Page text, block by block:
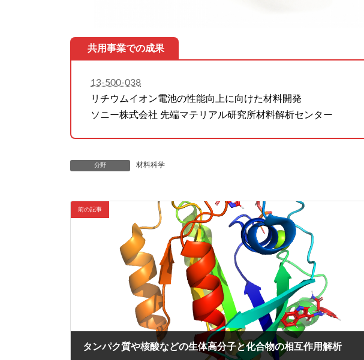
共用事業での成果
13-500-038
リチウムイオン電池の性能向上に向けた材料開発
ソニー株式会社 先端マテリアル研究所材料解析センター
分野 材料科学
前の記事
タンパク質や核酸などの生体高分子と化合物の相互作用解析